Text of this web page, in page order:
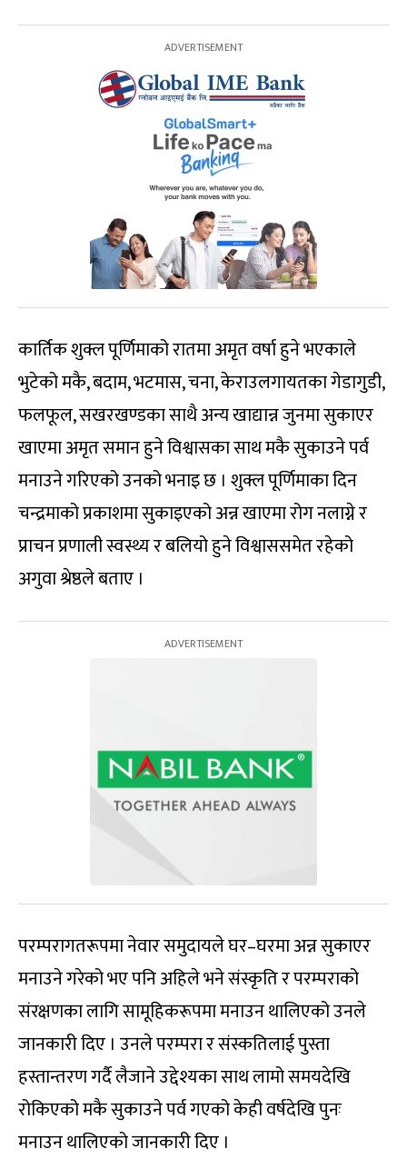
कार्तिक शुक्ल पूर्णिमाको रातमा अमृत वर्षा हुने भएकाले
भुटेको मकै, बदाम, भटमास, चना, केराउलगायतका गेडागुडी,
फलफूल, सखरखण्डका साथै अन्य खाद्यान्न जुनमा सुकाएर
खाएमा अमृत समान हुने विश्वासका साथ मकै सुकाउने पर्व
मनाउने गरिएको उनको भनाइ छ । शुक्ल पूर्णिमाका दिन
चन्द्रमाको प्रकाशमा सुकाइएको अन्न खाएमा रोग नलाग्ने र
प्राचन प्रणाली स्वस्थ्य र बलियो हुने विश्वाससमेत रहेको
अगुवा श्रेष्ठले बताए ।
परम्परागतरूपमा नेवार समुदायले घर–घरमा अन्न सुकाएर
मनाउने गरेको भए पनि अहिले भने संस्कृति र परम्पराको
संरक्षणका लागि सामूहिकरूपमा मनाउन थालिएको उनले
जानकारी दिए । उनले परम्परा र संस्कतिलाई पुस्ता
हस्तान्तरण गर्दै लैजाने उद्देश्यका साथ लामो समयदेखि
रोकिएको मकै सुकाउने पर्व गएको केही वर्षदेखि पुनः
मनाउन थालिएको जानकारी दिए ।